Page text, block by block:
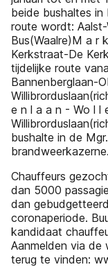
beide bushaltes in
route wordt:
Bus(Waalre)M a r
Kerkstraat-De
tijdelijke route
Bannenberglaan-
e n l a a n - Wo l l
bushalte in de
brandweerkazerne.
Chauffeurs
dan 5000
dan
coronaperiode.
kandidaat
Aanmelden via de
terug te vinden: